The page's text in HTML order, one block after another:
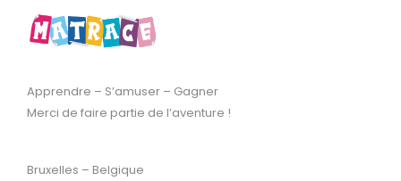
Apprendre – S’amuser – Gagner
Merci de faire partie de l’aventure !
Bruxelles – Belgique